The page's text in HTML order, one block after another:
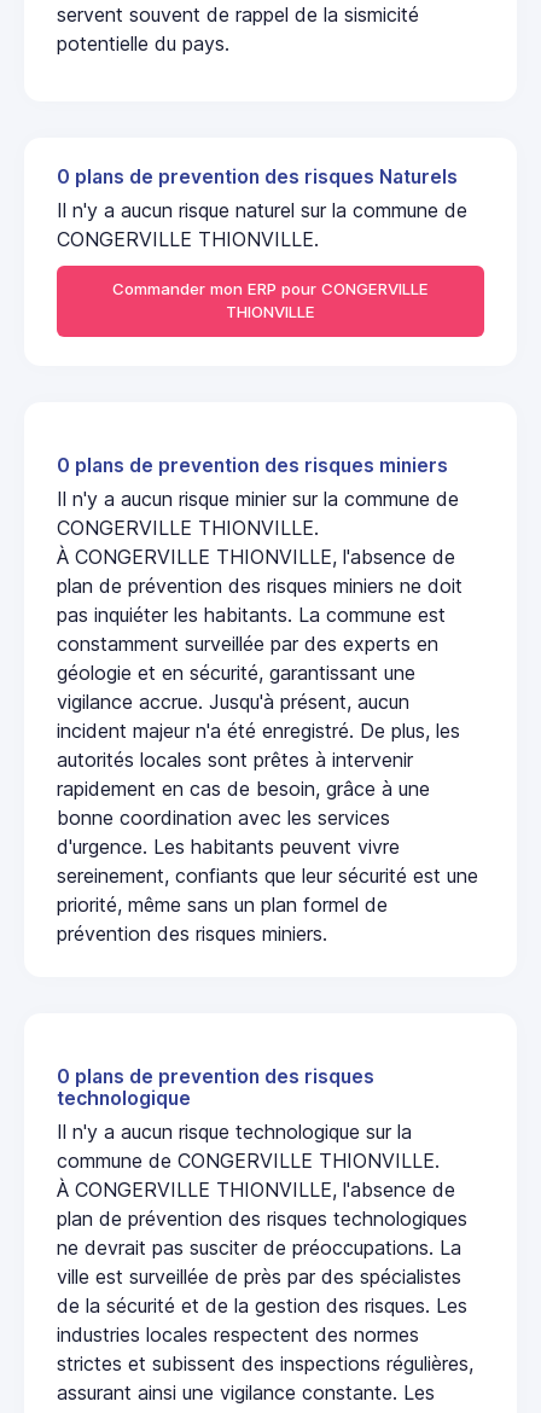
servent souvent de rappel de la sismicité
potentielle du pays.
0 plans de prevention des risques Naturels
Il n'y a aucun risque naturel sur la commune de
CONGERVILLE THIONVILLE.
Commander mon ERP pour CONGERVILLE
THIONVILLE
0 plans de prevention des risques miniers
Il n'y a aucun risque minier sur la commune de
CONGERVILLE THIONVILLE.
À CONGERVILLE THIONVILLE, l'absence de
plan de prévention des risques miniers ne doit
pas inquiéter les habitants. La commune est
constamment surveillée par des experts en
géologie et en sécurité, garantissant une
vigilance accrue. Jusqu'à présent, aucun
incident majeur n'a été enregistré. De plus, les
autorités locales sont prêtes à intervenir
rapidement en cas de besoin, grâce à une
bonne coordination avec les services
d'urgence. Les habitants peuvent vivre
sereinement, confiants que leur sécurité est une
priorité, même sans un plan formel de
prévention des risques miniers.
0 plans de prevention des risques
technologique
Il n'y a aucun risque technologique sur la
commune de CONGERVILLE THIONVILLE.
À CONGERVILLE THIONVILLE, l'absence de
plan de prévention des risques technologiques
ne devrait pas susciter de préoccupations. La
ville est surveillée de près par des spécialistes
de la sécurité et de la gestion des risques. Les
industries locales respectent des normes
strictes et subissent des inspections régulières,
assurant ainsi une vigilance constante. Les